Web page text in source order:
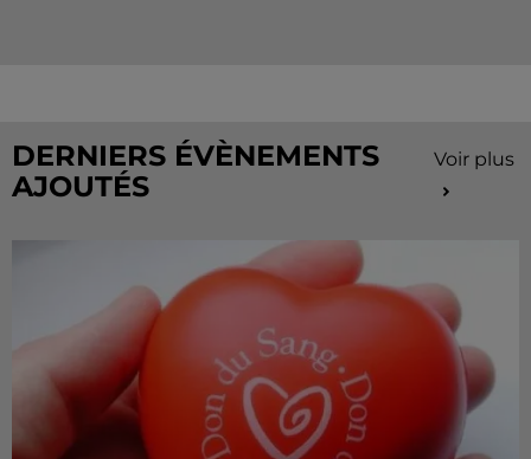
DERNIERS ÉVÈNEMENTS
AJOUTÉS
Voir plus